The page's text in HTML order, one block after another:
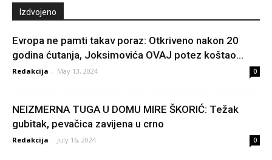
Izdvojeno
Evropa ne pamti takav poraz: Otkriveno nakon 20
godina ćutanja, Joksimovića OVAJ potez koštao...
Redakcija - May 13, 2024 0
NEIZMERNA TUGA U DOMU MIRE ŠKORIĆ: Težak
gubitak, pevačica zavijena u crno
Redakcija - July 16, 2024 0